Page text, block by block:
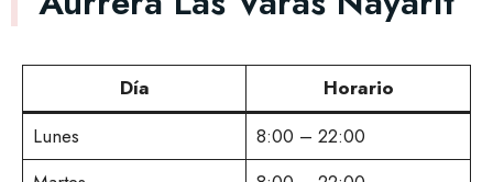
Día
Horario
Lunes
8:00 – 22:00